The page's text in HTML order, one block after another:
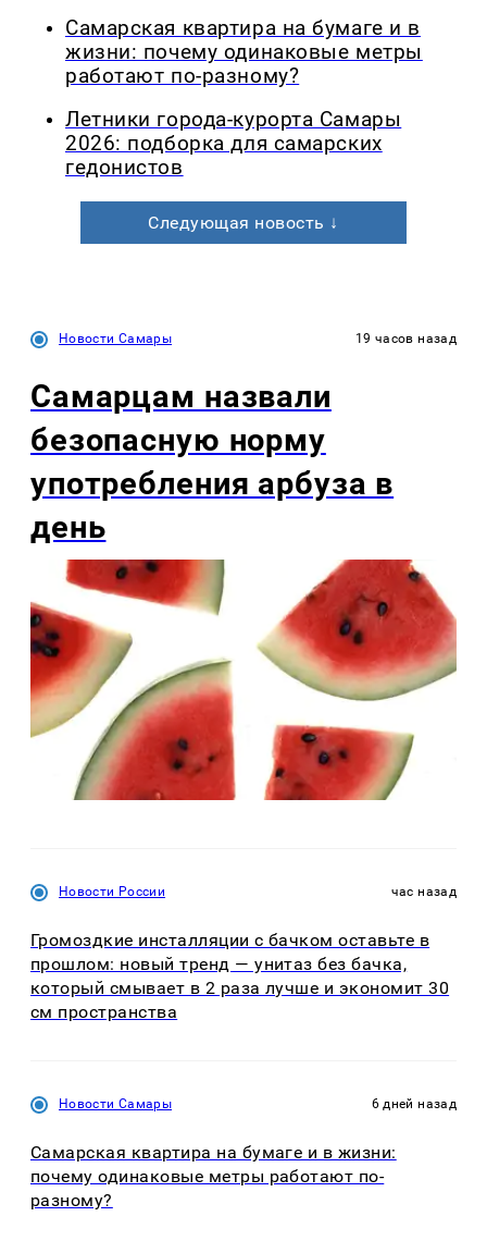
Самарская квартира на бумаге и в
жизни: почему одинаковые метры
работают по-разному?
Летники города-курорта Самары
2026: подборка для самарских
гедонистов
Следующая новость ↓
Новости Самары 19 часов назад
Самарцам назвали
безопасную норму
употребления арбуза в
день
Новости России час назад
Громоздкие инсталляции с бачком оставьте в
прошлом: новый тренд — унитаз без бачка,
который смывает в 2 раза лучше и экономит 30
см пространства
Новости Самары 6 дней назад
Самарская квартира на бумаге и в жизни:
почему одинаковые метры работают по-
разному?